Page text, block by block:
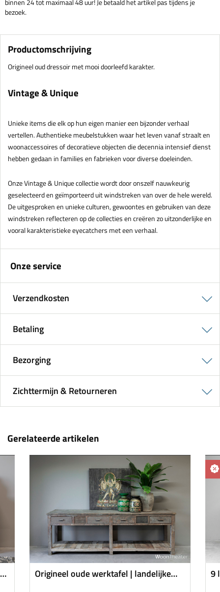
binnen 24 tot maximaal 48 uur! Je betaald het artikel pas tijdens je
bezoek.
Productomschrijving
Origineel oud dressoir met mooi doorleefd karakter.
Vintage & Unique
Unieke items die elk op hun eigen manier een bijzonder verhaal
vertellen. Authentieke meubelstukken waar het leven vanaf straalt en
woonaccessoires of decoratieve objecten die decennia intensief dienst
hebben gedaan in families en fabrieken voor diverse doeleinden.
Onze Vintage & Unique collectie wordt door onszelf nauwkeurig
geselecteerd en geïmporteerd uit windstreken van over de hele wereld.
De uitgesproken en unieke culturen, gewoontes en gebruiken van deze
windstreken reflecteren op de collecties en creëren zo uitzonderlijke en
vooral karakteristieke eyecatchers met een verhaal.
Onze service
Verzendkosten
Betaling
Bezorging
Zichttermijn & Retourneren
Gerelateerde artikelen
Origineel oude werktafel | landelijke
9